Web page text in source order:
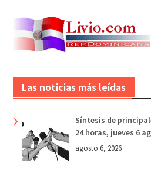
Las noticias más leídas
Síntesis de
24 horas, jueves 6
agosto 6, 2026